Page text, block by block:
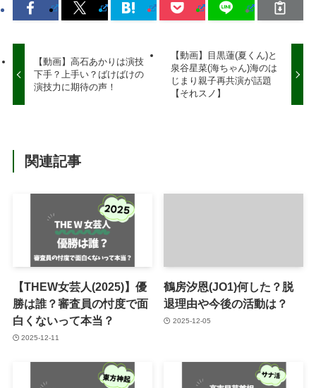
【動画】高石あかりは演技
下手？上手い？ばけばけの
演技力に期待の声！
【動画】目黒蓮(夏くん)と
泉谷星菜(海ちゃん)海のは
じまり親子再共演が話題
【それスノ】
関連記事
【THEW女芸人(2025)】優
勝は誰？審査員の忖度で面
白くないって本当？
2025-12-11
鶴房汐恩(JO1)何した？脱
退理由や今後の活動は？
2025-12-05